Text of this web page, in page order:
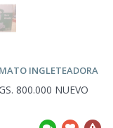
INGLETEADORA
800.000 NUEVO